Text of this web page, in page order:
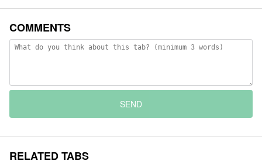
COMMENTS
SEND
RELATED TABS